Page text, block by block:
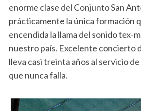
enorme clase del Conjunto San
prácticamente la única formación
encendida la llama del sonido tex-
nuestro país. Excelente concierto
lleva casi treinta años al servicio
que nunca falla.